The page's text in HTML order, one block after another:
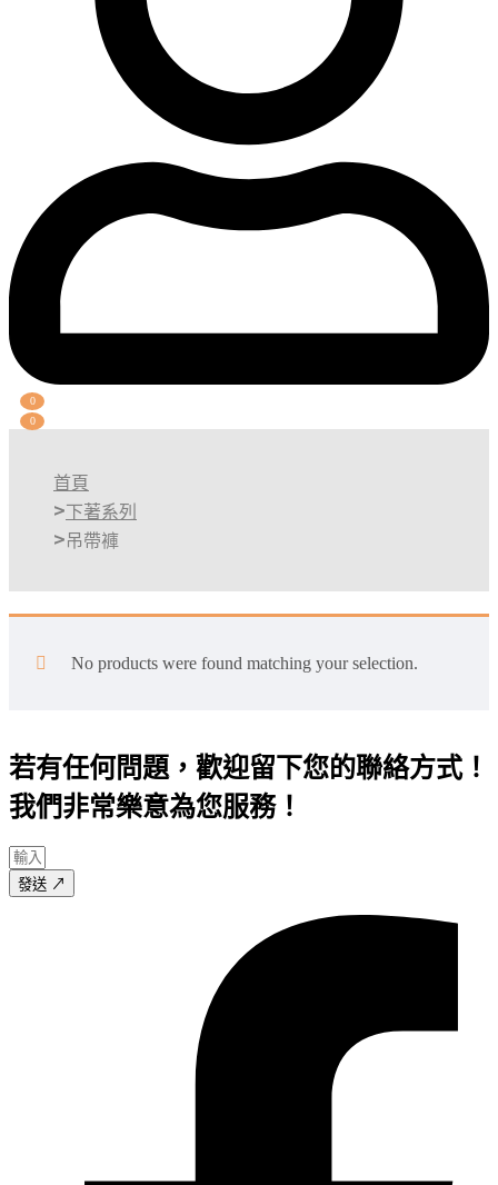
0
0
首頁
下著系列
吊帶褲
No products were found matching your selection.
若有任何問題，歡迎留下您的聯絡方式！
我們非常樂意為您服務！
發送 ↗